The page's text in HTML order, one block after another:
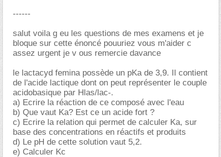
------
salut voila g eu les questions de mes examens et je
bloque sur cette énoncé pouuriez vous m'aider c
assez urgent je v ous remercie davance
le lactacyd femina possède un pKa de 3,9. Il contient
de l'acide lactique dont on peut représenter le couple
acidobasique par Hlas/lac-.
a) Ecrire la réaction de ce composé avec l'eau
b) Que vaut Ka? Est ce un acide fort ?
c) Ecrire la relation qui permet de calculer Ka, sur
base des concentrations en réactifs et produits
d) Le pH de cette solution vaut 5,2.
e) Calculer Kc